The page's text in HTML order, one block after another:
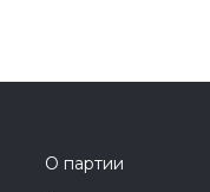
О партии